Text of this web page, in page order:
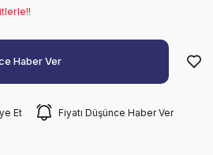
Haber Ver
Et Fiyatı Düşünce Haber Ver